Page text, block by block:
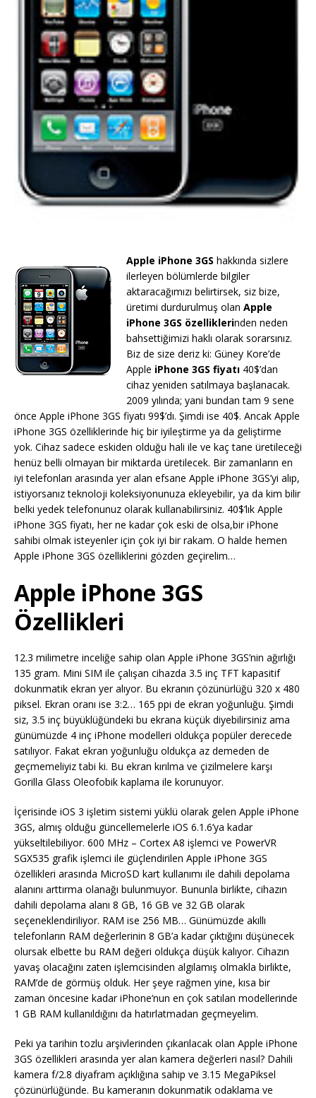
Apple iPhone 3GS hakkında sizlere
ilerleyen bölümlerde bilgiler
aktaracağımızı belirtirsek, siz bize,
üretimi durdurulmuş olan Apple
iPhone 3GS özelliklerinden neden
bahsettiğimizi haklı olarak sorarsınız.
Biz de size deriz ki: Güney Kore’de
Apple iPhone 3GS fiyatı 40$’dan
cihaz yeniden satılmaya başlanacak.
2009 yılında; yani bundan tam 9 sene
önce Apple iPhone 3GS fiyatı 99$’dı. Şimdi ise 40$. Ancak Apple
iPhone 3GS özelliklerinde hiç bir iyileştirme ya da geliştirme
yok. Cihaz sadece eskiden olduğu hali ile ve kaç tane üretileceği
henüz belli olmayan bir miktarda üretilecek. Bir zamanların en
iyi telefonları arasında yer alan efsane Apple iPhone 3GS’yi alıp,
istiyorsanız teknoloji koleksiyonunuza ekleyebilir, ya da kim bilir
belki yedek telefonunuz olarak kullanabilirsiniz. 40$’lık Apple
iPhone 3GS fiyatı, her ne kadar çok eski de olsa,bir iPhone
sahibi olmak isteyenler için çok iyi bir rakam. O halde hemen
Apple iPhone 3GS özelliklerini gözden geçirelim…
Apple iPhone 3GS
Özellikleri
12.3 milimetre inceliğe sahip olan Apple iPhone 3GS’nin ağırlığı
135 gram. Mini SIM ile çalışan cihazda 3.5 inç TFT kapasitif
dokunmatik ekran yer alıyor. Bu ekranın çözünürlüğü 320 x 480
piksel. Ekran oranı ise 3:2… 165 ppi de ekran yoğunluğu. Şimdi
siz, 3.5 inç büyüklüğündeki bu ekrana küçük diyebilirsiniz ama
günümüzde 4 inç iPhone modelleri oldukça popüler derecede
satılıyor. Fakat ekran yoğunluğu oldukça az demeden de
geçmemeliyiz tabi ki. Bu ekran kırılma ve çizilmelere karşı
Gorilla Glass Oleofobik kaplama ile korunuyor.
İçerisinde iOS 3 işletim sistemi yüklü olarak gelen Apple iPhone
3GS, almış olduğu güncellemelerle iOS 6.1.6’ya kadar
yükseltilebiliyor. 600 MHz – Cortex A8 işlemci ve PowerVR
SGX535 grafik işlemci ile güçlendirilen Apple iPhone 3GS
özellikleri arasında MicroSD kart kullanımı ile dahili depolama
alanını arttırma olanağı bulunmuyor. Bununla birlikte, cihazın
dahili depolama alanı 8 GB, 16 GB ve 32 GB olarak
seçeneklendiriliyor. RAM ise 256 MB… Günümüzde akıllı
telefonların RAM değerlerinin 8 GB’a kadar çıktığını düşünecek
olursak elbette bu RAM değeri oldukça düşük kalıyor. Cihazın
yavaş olacağını zaten işlemcisinden algılamış olmakla birlikte,
RAM’de de görmüş olduk. Her şeye rağmen yine, kısa bir
zaman öncesine kadar iPhone’nun en çok satılan modellerinde
1 GB RAM kullanıldığını da hatırlatmadan geçmeyelim.
Peki ya tarihin tozlu arşivlerinden çıkarılacak olan Apple iPhone
3GS özellikleri arasında yer alan kamera değerleri nasıl? Dahili
kamera f/2.8 diyafram açıklığına sahip ve 3.15 MegaPiksel
çözünürlüğünde. Bu kameranın dokunmatik odaklama ve